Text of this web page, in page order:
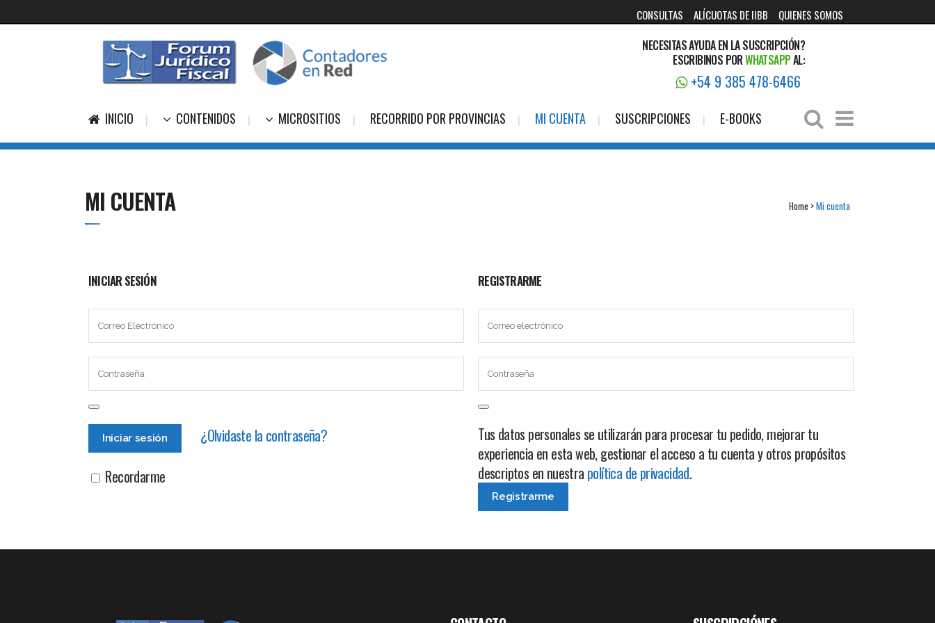
CONSULTAS ALÍCUOTAS DE IIBB QUIENES SOMOS
NECESITAS AYUDA EN LA SUSCRIPCIÓN?
ESCRIBINOS PORWHATSAPPAL:
+54 9 385 478-6466
INICIO CONTENIDOS MICROSITIOS RECORRIDO POR PROVINCIAS MI CUENTA SUSCRIPCIONES E-BOOKS
MI CUENTA Home >Mi cuenta
INICIAR SESIÓN
¿Olvidaste la contraseña?
Recordarme
REGISTRARME
Tus datos personales se utilizarán para procesar tu pedido, mejorar tu
experiencia en esta web, gestionar el acceso a tu cuenta y otros propósitos
descriptos en nuestra política de privacidad.